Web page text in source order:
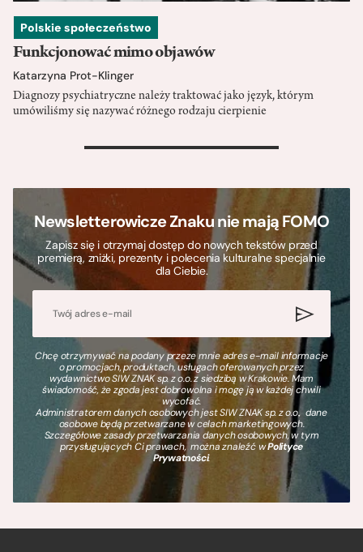
Polskie społeczeństwo
Funkcjonować mimo objawów
Katarzyna Prot-Klinger
Diagnozy psychiatryczne należy traktować jako język, którym
umówiliśmy się nazywać różnego rodzaju cierpienie
>
Newsletterowicze Znaku nie mają FOMO
Zapisz się i otrzymaj dostęp do nowych tekstów przed
premierą, zniżki, prezenty i polecenia kulturalne specjalnie
dla Ciebie.
Chcę otrzymywać na podany przeze mnie adres e-mail informacje
o promocjach, produktach, usługach oferowanych przez
wydawnictwo SIW ZNAK sp. z o.o. z siedzibą w Krakowie. Mam
świadomość, że zgoda jest dobrowolna i mogę ją w każdej chwili
wycofać.
Administratorem danych osobowych jest SIW ZNAK sp. z o.o., dane
osobowe będą przetwarzane w celach marketingowych.
Szczegółowe zasady przetwarzania danych osobowych, w tym
przysługujących Ci prawach, można znaleźć wPolityce
Prywatności.